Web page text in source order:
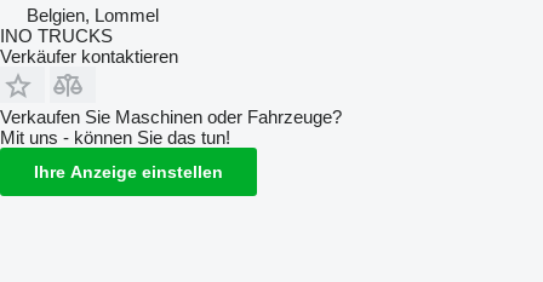
Belgien, Lommel
INO TRUCKS
Verkäufer kontaktieren
Verkaufen Sie Maschinen oder Fahrzeuge?
Mit uns - können Sie das tun!
Ihre Anzeige einstellen